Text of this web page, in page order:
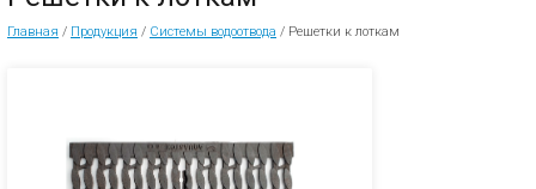
Главная / Продукция / Системы водоотвода / Решетки к лоткам